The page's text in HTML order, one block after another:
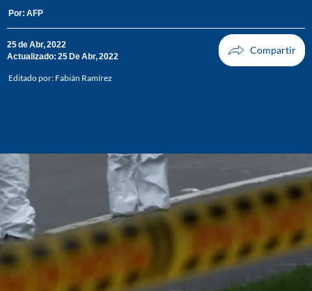
Por: AFP
25 de Abr, 2022
Actualizado: 25 De Abr, 2022
Editado por: Fabián Ramírez